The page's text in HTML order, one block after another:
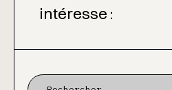
intéresse :